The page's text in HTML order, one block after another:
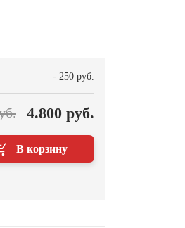
- 250 руб.
4.800 руб.
В корзину